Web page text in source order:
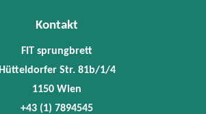
Kontakt
FIT sprungbrett
Hütteldorfer Str. 81b/1/4
1150 Wien
+43 (1) 7894545